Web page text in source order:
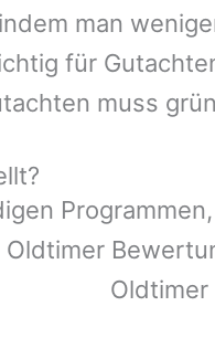
man
für
muss